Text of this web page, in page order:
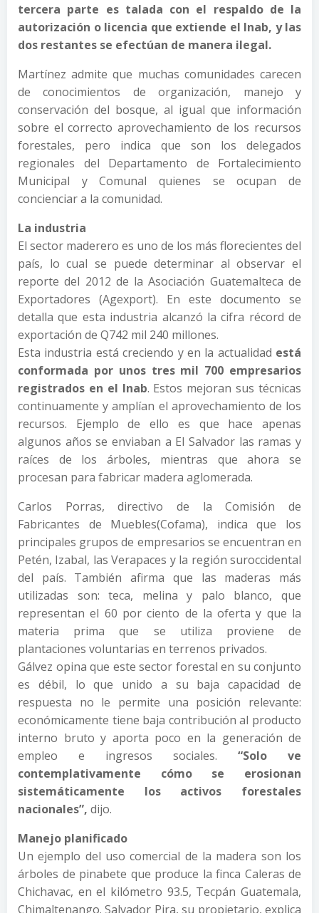
tercera parte es talada con el respaldo de la
autorización o licencia que extiende el Inab, y las
dos restantes se efectúan de manera ilegal.
Martínez admite que muchas comunidades carecen
de conocimientos de organización, manejo y
conservación del bosque, al igual que información
sobre el correcto aprovechamiento de los recursos
forestales, pero indica que son los delegados
regionales del Departamento de Fortalecimiento
Municipal y Comunal quienes se ocupan de
concienciar a la comunidad.
La industria
El sector maderero es uno de los más florecientes del
país, lo cual se puede determinar al observar el
reporte del 2012 de la Asociación Guatemalteca de
Exportadores (Agexport). En este documento se
detalla que esta industria alcanzó la cifra récord de
exportación de Q742 mil 240 millones.
Esta industria está creciendo y en la actualidad está
conformada por unos tres mil 700 empresarios
registrados en el Inab. Estos mejoran sus técnicas
continuamente y amplían el aprovechamiento de los
recursos. Ejemplo de ello es que hace apenas
algunos años se enviaban a El Salvador las ramas y
raíces de los árboles, mientras que ahora se
procesan para fabricar madera aglomerada.
Carlos Porras, directivo de la Comisión de
Fabricantes de Muebles(Cofama), indica que los
principales grupos de empresarios se encuentran en
Petén, Izabal, las Verapaces y la región suroccidental
del país. También afirma que las maderas más
utilizadas son: teca, melina y palo blanco, que
representan el 60 por ciento de la oferta y que la
materia prima que se utiliza proviene de
plantaciones voluntarias en terrenos privados.
Gálvez opina que este sector forestal en su conjunto
es débil, lo que unido a su baja capacidad de
respuesta no le permite una posición relevante:
económicamente tiene baja contribución al producto
interno bruto y aporta poco en la generación de
empleo e ingresos sociales. “Solo ve
contemplativamente cómo se erosionan
sistemáticamente los activos forestales
nacionales”, dijo.
Manejo planificado
Un ejemplo del uso comercial de la madera son los
árboles de pinabete que produce la finca Caleras de
Chichavac, en el kilómetro 93.5, Tecpán Guatemala,
Chimaltenango. Salvador Pira, su propietario, explica